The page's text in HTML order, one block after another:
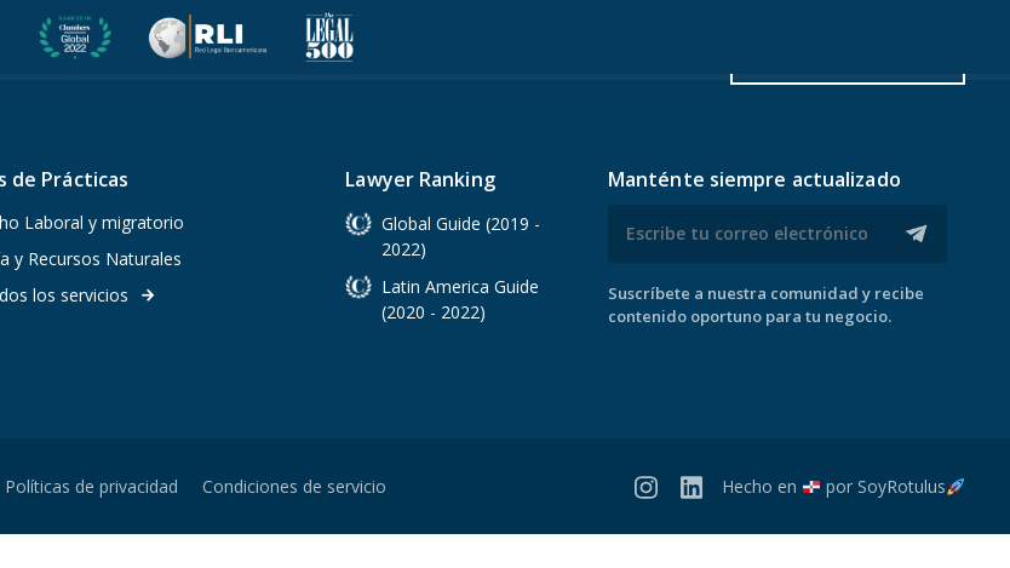
DE PRÁCTICAS EQUIPO LA FIRMA
de Prácticas
Laboral y migratorio
y Recursos Naturales
los servicios
arrow_forward
Lawyer Ranking
Global Guide (2019 -
2022)
Latin America Guide
(2020 - 2022)
Manténte siempre actualizado
Suscríbete a nuestra comunidad y recibe
contenido oportuno para tu negocio.
Políticas de privacidad Condiciones de servicio Hecho en por SoyRotulus